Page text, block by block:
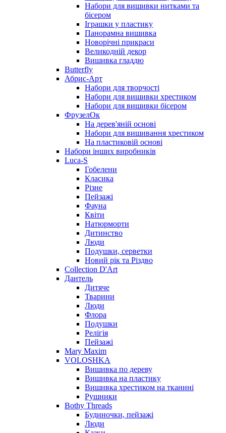
Набори для вишивки нитками та
бісером
Іграшки у пластику
Панорамна вишивка
Новорічні прикраси
Великодній декор
Вишивка гладдю
Butterfly
Абрис-Арт
Набори для творчості
Набори для вишивки хрестиком
Набори для вишивки бісером
ФрузелОк
На дерев'яній основі
Набори для вишивання хрестиком
На пластиковій основі
Набори інших виробників
Luca-S
Гобелени
Класика
Різне
Пейзажі
Фауна
Квіти
Натюрморти
Дитинство
Люди
Подушки, серветки
Новий рік та Різдво
Collection D'Art
Дантель
Дитяче
Тварини
Люди
Флора
Подушки
Релігія
Пейзажі
Mary Maxim
VOLOSHKA
Вишивка по дереву
Вишивка на пластику
Вишивка хрестиком на тканині
Рушники
Bothy Threads
Будиночки, пейзажі
Люди